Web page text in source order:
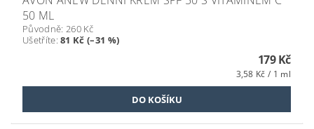
50 ML
Původně: 260 Kč
Ušetříte:81 Kč (–31 %)
179 Kč
3,58 Kč / 1 ml